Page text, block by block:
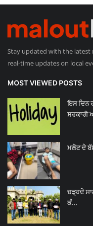
Stay updated with the
real-time updates on local
MOST VIEWED POSTS
ਇਸ ਦਿਨ
ਸਰਕਾਰੀ
ਮਲੋਟ ਦੇ
ਚੜ੍ਹਦੇ
ਕੰ...